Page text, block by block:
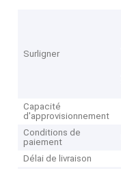
Surligner
Capacité
d'approvisionnement
Conditions de
paiement
Délai de livraison